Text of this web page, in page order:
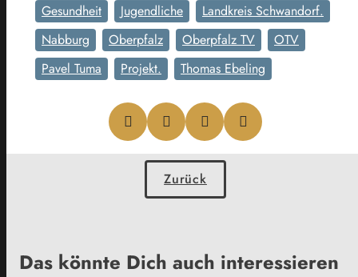
Gesundheit
Jugendliche
Landkreis Schwandorf.
Nabburg
Oberpfalz Oberpfalz TV
OTV
Pavel Tuma
Projekt. Thomas Ebeling
Zurück
Das könnte Dich auch interessieren